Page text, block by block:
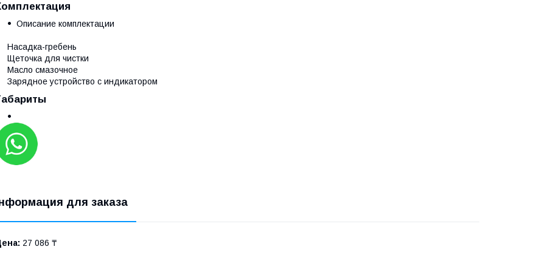
Описание комплектации
Насадка-гребень
Щеточка для чистки
Масло смазочное
Зарядное устройство с индикатором
для заказа
27 086 ₸